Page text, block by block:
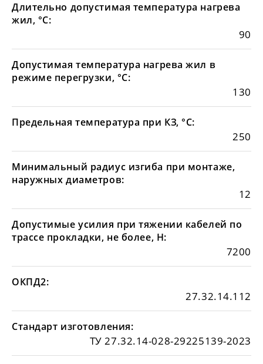
Длительно допустимая температура нагрева
жил, °С:
90
Допустимая температура нагрева жил в
режиме перегрузки, °С:
130
Предельная температура при КЗ, °С:
250
Минимальный радиус изгиба при монтаже,
наружных диаметров:
12
Допустимые усилия при тяжении кабелей по
трассе прокладки, не более, Н:
7200
ОКПД2:
27.32.14.112
Стандарт изготовления:
ТУ 27.32.14-028-29225139-2023